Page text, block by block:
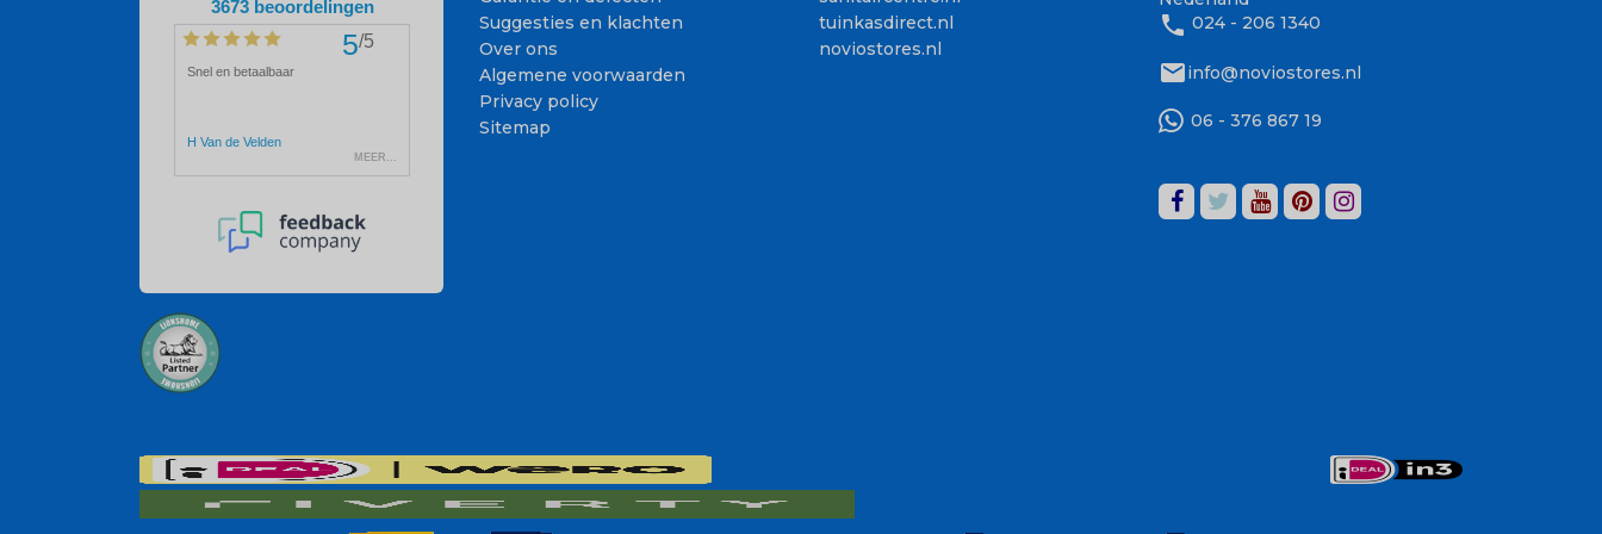
Suggesties en klachten
Over ons
Algemene voorwaarden
Privacy policy
Sitemap
tuinkasdirect.nl
noviostores.nl
phone 024 - 206 1340
mailinfo@noviostores.nl
06 - 376 867 19